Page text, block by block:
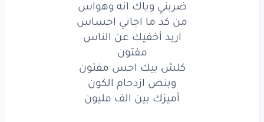
بالباب
يمته تكليأنابالباب
واسولفلكغزلاحباب
كلبيبغرامكذاب،
ضربني وياك انه وهواس
من كد ما اجاني احساس
اريد أخفيك عن الناس
مفتون
كلش بيك احس مفتون
وبنص ازدحام الكون
أميزك بين الف مليون